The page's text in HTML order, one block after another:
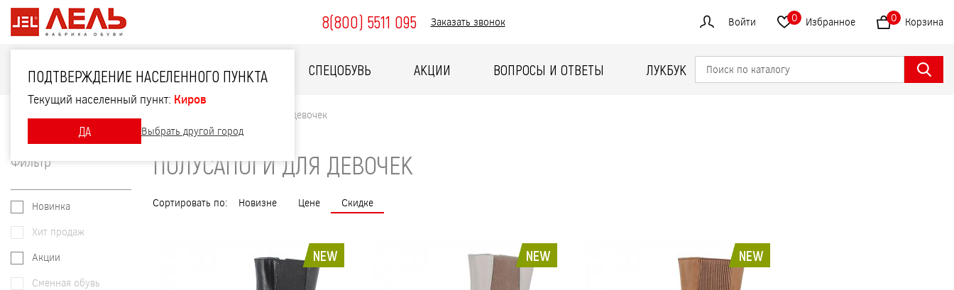
8(800) 5511 095 Заказать звонок Войти Избранное
0 Корзина
0
ПОДТВЕРЖДЕНИЕ НАСЕЛЕННОГО ПУНКТА
Текущий населенный пункт: Киров
ДА Выбрать другой город
ДЛЯ НЕЁ ДЛЯ НЕГО ДЛЯ ДЕТЕЙ СПЕЦОБУВЬ АКЦИИ ВОПРОСЫ И ОТВЕТЫ ЛУКБУК
Полусапоги для девочек
Фильтр
Новинка
Хит продаж
Акции
Сменная обувь
ПОЛУСАПОГИ ДЛЯ ДЕВОЧЕК
Сортировать по: Новизне Цене Скидке
NEW NEW NEW